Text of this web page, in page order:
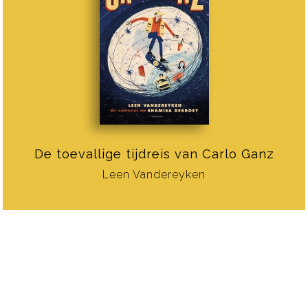
De toevallige tijdreis van Carlo Ganz
Leen Vandereyken